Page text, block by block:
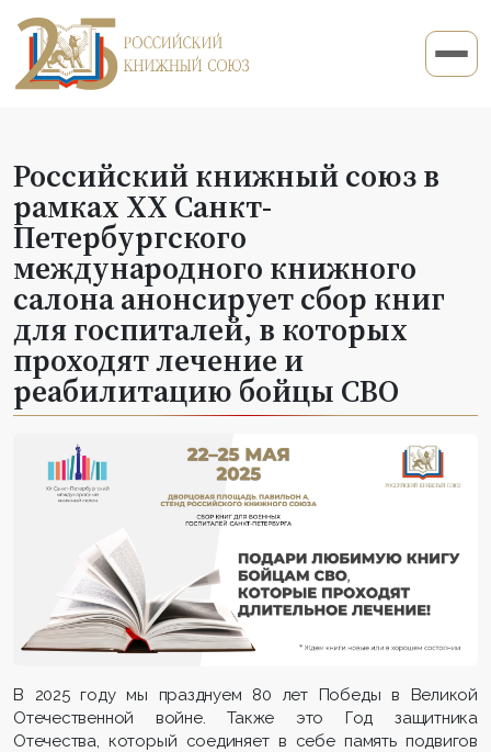
Российский книжный союз в
рамках XX Санкт-
Петербургского
международного книжного
салона анонсирует сбор книг
для госпиталей, в которых
проходят лечение и
реабилитацию бойцы СВО
В 2025 году мы празднуем 80 лет Победы в Великой
Отечественной войне. Также это Год защитника
Отечества, который соединяет в себе память подвигов